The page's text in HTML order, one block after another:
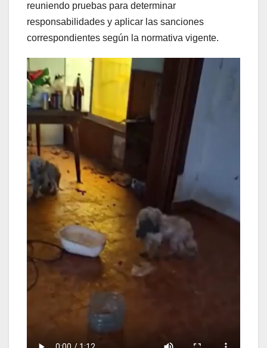
reuniendo pruebas para determinar
responsabilidades y aplicar las sanciones
correspondientes según la normativa vigente.